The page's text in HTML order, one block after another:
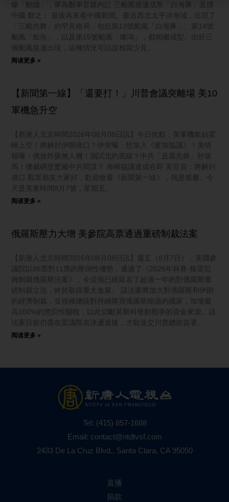
爆「翻牆」，華為翻車官媒內訌 三颱風接連成形「白海豚」直撲
中國 鄭之： 最後再來看中國新聞。最近西北太平洋海域，出現了
「三颱共舞」的罕見格局，包括第13號颱風「白海豚」、第14號
颱風「鯨魚」，以及第15號颱風「燦鴻」，都相繼成型。由於三
個颱風接連出現，這種情況可以說相當少見。
阅读更多 »
【新聞第一線】「還要打！」川普會議突離場 美10
軍機急升空
【新唐人北京時間2026年08月08日訊】今日焦點：美軍機集結霍
峽上空！將解封伊朗港口？伊突曝：想加入《麥加協議》！美情
報曝：俄放炸藥無人機！測試北約底線？中共「反腐先鋒」秒落
馬！挪威碉堡驚藏中共間諜？ 海峽協議達成在即 美官員：將解封
港口 觀眾朋友大家好，歡迎收看《新聞第一線》，我是懿馨。今
天是美東時間8月7號，星期五。
阅读更多 »
俄羅斯壓力大增 美參院高票通過重磅制裁法案
【新唐人北京時間2026年08月08日訊】週五（8月7日），美國參
議院以86票對11票的壓倒性優勢，通過了《2026年林賽·格雷厄
姆制裁俄羅斯法案》，令這個已經延宕了超過一年的對俄羅斯重
磅制裁立法，終於取得重大進展。 該法案將加大對俄羅斯和伊朗
的經濟制裁，並授權總統對持續購買俄羅斯能源的國家，加徵最
高100%的懲罰性關稅，以此切斷莫斯科發動戰爭的資金來源。該
法案目前仍需在眾議院表決通過後，才能送交川普總統簽署。
阅读更多 »
Tel: (415) 857-1688
Email: contact@ntdtvsf.com
2433 De La Cruz Blvd., Santa Clara, CA 95050
直播
捐款